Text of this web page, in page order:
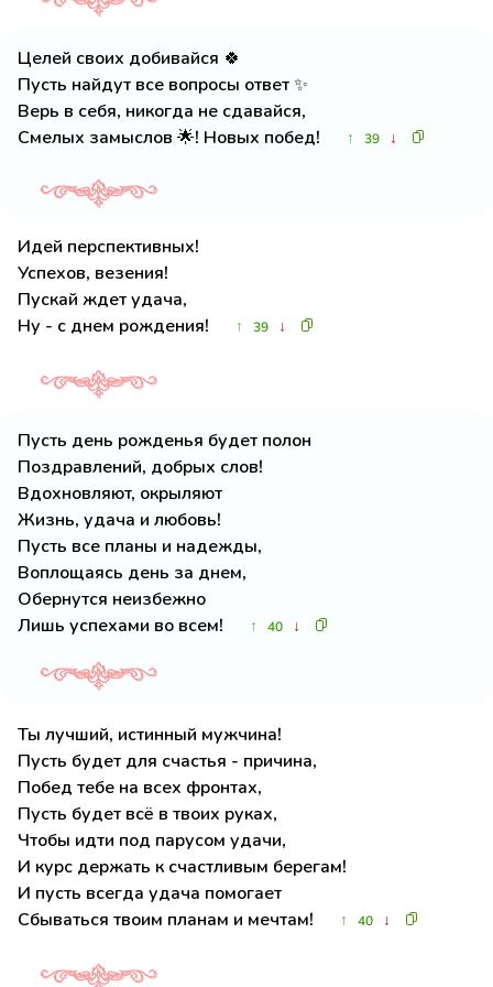
Целей своих добивайся 🍀
Пусть найдут все вопросы ответ ✨
Верь в себя, никогда не сдавайся,
Смелых замыслов 🌟! Новых побед!
↑ 39 ↓
Идей перспективных!
Успехов, везения!
Пускай ждет удача,
Ну - с днем рождения!
↑ 39 ↓
Пусть день рожденья будет полон
Поздравлений, добрых слов!
Вдохновляют, окрыляют
Жизнь, удача и любовь!
Пусть все планы и надежды,
Воплощаясь день за днем,
Обернутся неизбежно
Лишь успехами во всем!
↑ 40 ↓
Ты лучший, истинный мужчина!
Пусть будет для счастья - причина,
Побед тебе на всех фронтах,
Пусть будет всё в твоих руках,
Чтобы идти под парусом удачи,
И курс держать к счастливым берегам!
И пусть всегда удача помогает
Сбываться твоим планам и мечтам!
↑ 40 ↓